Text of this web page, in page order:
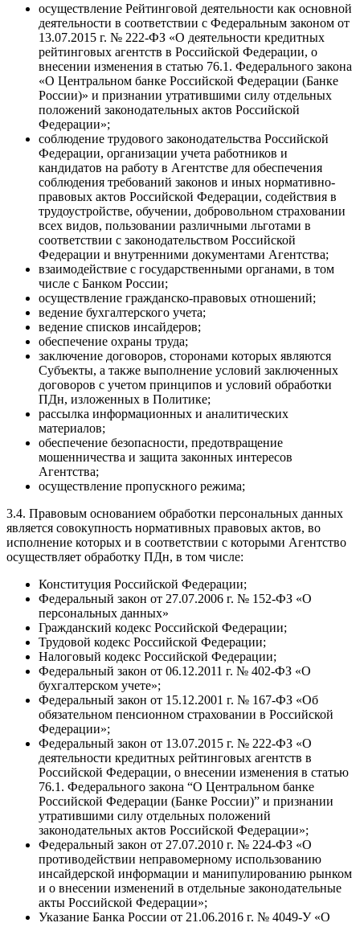
осуществление Рейтинговой деятельности как основной
деятельности в соответствии с Федеральным законом от
13.07.2015 г. № 222-ФЗ «О деятельности кредитных
рейтинговых агентств в Российской Федерации, о
внесении изменения в статью 76.1. Федерального закона
«О Центральном банке Российской Федерации (Банке
России)» и признании утратившими силу отдельных
положений законодательных актов Российской
Федерации»;
соблюдение трудового законодательства Российской
Федерации, организации учета работников и
кандидатов на работу в Агентстве для обеспечения
соблюдения требований законов и иных нормативно-
правовых актов Российской Федерации, содействия в
трудоустройстве, обучении, добровольном страховании
всех видов, пользовании различными льготами в
соответствии с законодательством Российской
Федерации и внутренними документами Агентства;
взаимодействие с государственными органами, в том
числе с Банком России;
осуществление гражданско-правовых отношений;
ведение бухгалтерского учета;
ведение списков инсайдеров;
обеспечение охраны труда;
заключение договоров, сторонами которых являются
Субъекты, а также выполнение условий заключенных
договоров с учетом принципов и условий обработки
ПДн, изложенных в Политике;
рассылка информационных и аналитических
материалов;
обеспечение безопасности, предотвращение
мошенничества и защита законных интересов
Агентства;
осуществление пропускного режима;
3.4. Правовым основанием обработки персональных данных
является совокупность нормативных правовых актов, во
исполнение которых и в соответствии с которыми Агентство
осуществляет обработку ПДн, в том числе:
Конституция Российской Федерации;
Федеральный закон от 27.07.2006 г. № 152-ФЗ «О
персональных данных»
Гражданский кодекс Российской Федерации;
Трудовой кодекс Российской Федерации;
Налоговый кодекс Российской Федерации;
Федеральный закон от 06.12.2011 г. № 402-ФЗ «О
бухгалтерском учете»;
Федеральный закон от 15.12.2001 г. № 167-ФЗ «Об
обязательном пенсионном страховании в Российской
Федерации»;
Федеральный закон от 13.07.2015 г. № 222-ФЗ «О
деятельности кредитных рейтинговых агентств в
Российской Федерации, о внесении изменения в статью
76.1. Федерального закона “О Центральном банке
Российской Федерации (Банке России)” и признании
утратившими силу отдельных положений
законодательных актов Российской Федерации»;
Федеральный закон от 27.07.2010 г. № 224-ФЗ «О
противодействии неправомерному использованию
инсайдерской информации и манипулированию рынком
и о внесении изменений в отдельные законодательные
акты Российской Федерации»;
Указание Банка России от 21.06.2016 г. № 4049-У «О